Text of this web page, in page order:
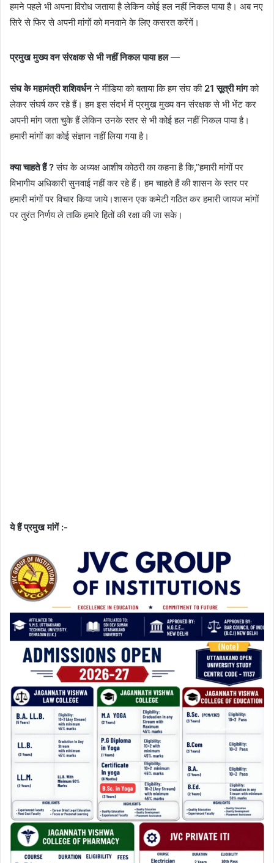
हमने पहले भी अपना विरोध जताया है लेकिन कोई हल नहीं निकल पाया है। अब नए
सिरे से फिर से अपनी मांगों को मनवाने के लिए कसरत करेंगें।
प्रमुख मुख्य वन संरक्षक से भी नहीं निकल पाया हल—
संघ के महामंत्री शशिवर्धनने मीडिया को बताया कि हम संघ की21 सूत्री मांगको
लेकर संघर्ष कर रहे हैं। हम इस संदर्भ में प्रमुख मुख्य वन संरक्षक से भी भेंट कर
अपनी मांग जता चुके हैं लेकिन उनके स्तर से भी कोई हल नहीं निकल पाया है।
हमारी मांगों का कोई संज्ञान नहीं लिया गया है।
क्या चाहते हैं ?संघ के अध्यक्ष आशीष कोठरी का कहना है कि,”हमारी मांगों पर
विभागीय अधिकारी सुनवाई नहीं कर रहे हैं। हम चाहते हैं की शासन के स्तर पर
हमारी मांगों पर विचार किया जाये।शासन एक कमेटी गठित कर हमारी जायज मांगों
पर तुरंत निर्णय ले ताकि हमारे हितों की रक्षा की जा सके।
ये हैं प्रमुख मांगें :-